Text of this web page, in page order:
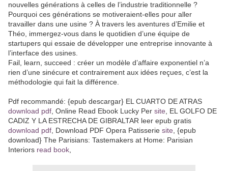
nouvelles générations à celles de l’industrie traditionnelle ?
Pourquoi ces générations se motiveraient-elles pour aller
travailler dans une usine ? À travers les aventures d’Emilie et
Théo, immergez-vous dans le quotidien d’une équipe de
startupers qui essaie de développer une entreprise innovante à
l’interface des usines.
Fail, learn, succeed : créer un modèle d’affaire exponentiel n’a
rien d’une sinécure et contrairement aux idées reçues, c’est la
méthodologie qui fait la différence.
Pdf recommandé: {epub descargar} EL CUARTO DE ATRAS
download pdf, Online Read Ebook Lucky Per site, EL GOLFO DE
CADIZ Y LA ESTRECHA DE GIBRALTAR leer epub gratis
download pdf, Download PDF Opera Patisserie site, {epub
download} The Parisians: Tastemakers at Home: Parisian
Interiors read book,